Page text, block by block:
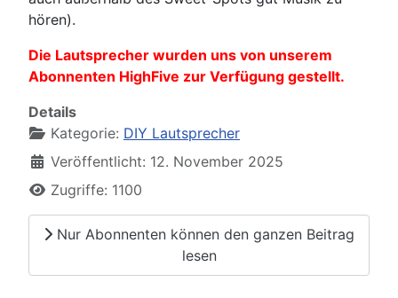
hören).
Die Lautsprecher wurden uns von unserem
Abonnenten HighFive zur Verfügung gestellt.
Details
Kategorie: DIY Lautsprecher
Veröffentlicht: 12. November 2025
Zugriffe: 1100
Nur Abonnenten können den ganzen Beitrag
lesen